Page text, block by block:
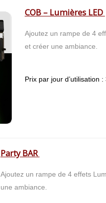
COB – Lumières LED
Ajoutez un rampe de 4
et créer une ambiance.
Prix par jour d’utilisation :
Party BAR
Ajoutez un rampe de 4 effets
une ambiance.